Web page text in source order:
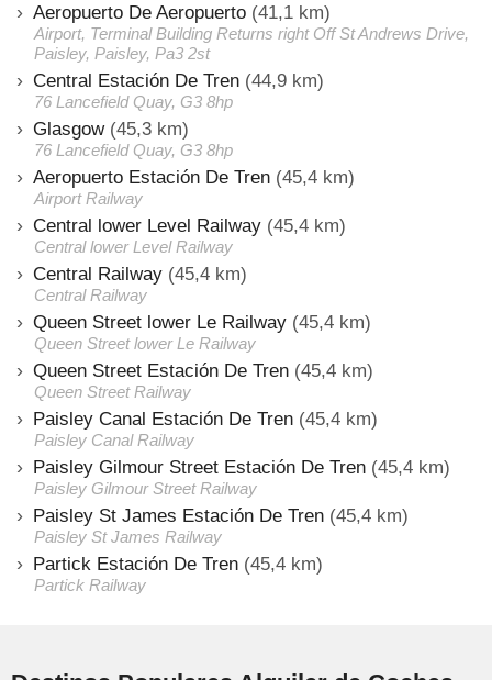
Aeropuerto De Aeropuerto (41,1 km)
Airport, Terminal Building Returns right Off St Andrews Drive,
Paisley, Paisley, Pa3 2st
Central Estación De Tren (44,9 km)
76 Lancefield Quay, G3 8hp
Glasgow(45,3 km)
76 Lancefield Quay, G3 8hp
Aeropuerto Estación De Tren (45,4 km)
Airport Railway
Central lower Level Railway (45,4 km)
Central lower Level Railway
Central Railway (45,4 km)
Central Railway
Queen Street lower Le Railway (45,4 km)
Queen Street lower Le Railway
Queen Street Estación De Tren (45,4 km)
Queen Street Railway
Paisley Canal Estación De Tren (45,4 km)
Paisley Canal Railway
Paisley Gilmour Street Estación De Tren (45,4 km)
Paisley Gilmour Street Railway
Paisley St James Estación De Tren (45,4 km)
Paisley St James Railway
Partick Estación De Tren (45,4 km)
Partick Railway